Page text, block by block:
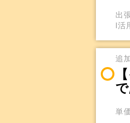
出
I活
追
単